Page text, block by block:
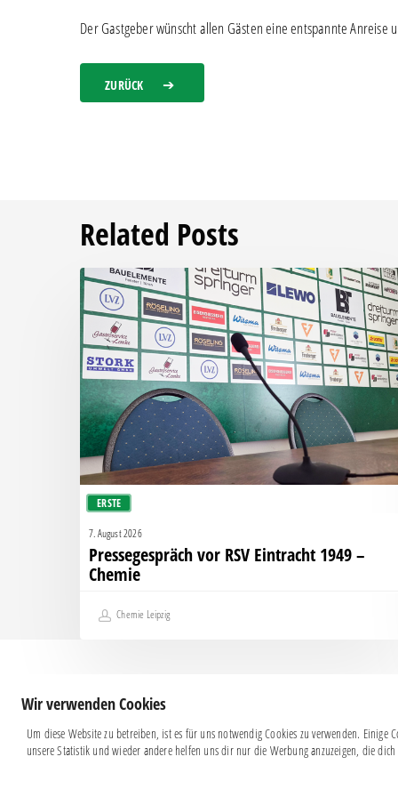
Der Gastgeber wünscht allen Gästen eine entspannte Anreise
ZURÜCK
Related Posts
ERSTE
Pressegespräch
vor
RSV
Eintracht
1949
–
Chemie
7. August 2026
Pressegespräch vor RSV Eintracht 1949 –
Chemie
Chemie Leipzig
Wir verwenden Cookies
Um diese Website zu betreiben, ist es für uns notwendig Cookies zu verwenden.
unsere Statistik und wieder andere helfen uns dir nur die Werbung anzuzeigen, die